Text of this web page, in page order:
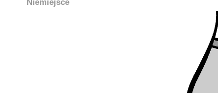
Niemiejsce